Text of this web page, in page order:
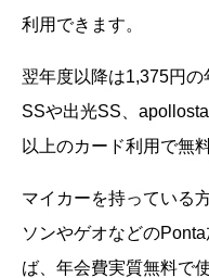
利用できます。
翌年度以降は1,375円
SSや出光SS、
以上のカード利用で無
マイカーを持っている
ソンやゲオなどの
ば、年会費実質無料で